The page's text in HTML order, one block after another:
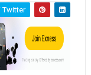
Twitter